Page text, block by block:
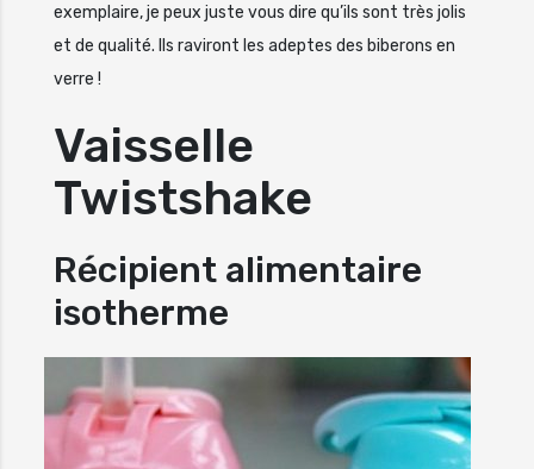
exemplaire, je peux juste vous dire qu’ils sont très jolis
et de qualité. Ils raviront les adeptes des biberons en
verre !
Vaisselle
Twistshake
Récipient alimentaire
isotherme